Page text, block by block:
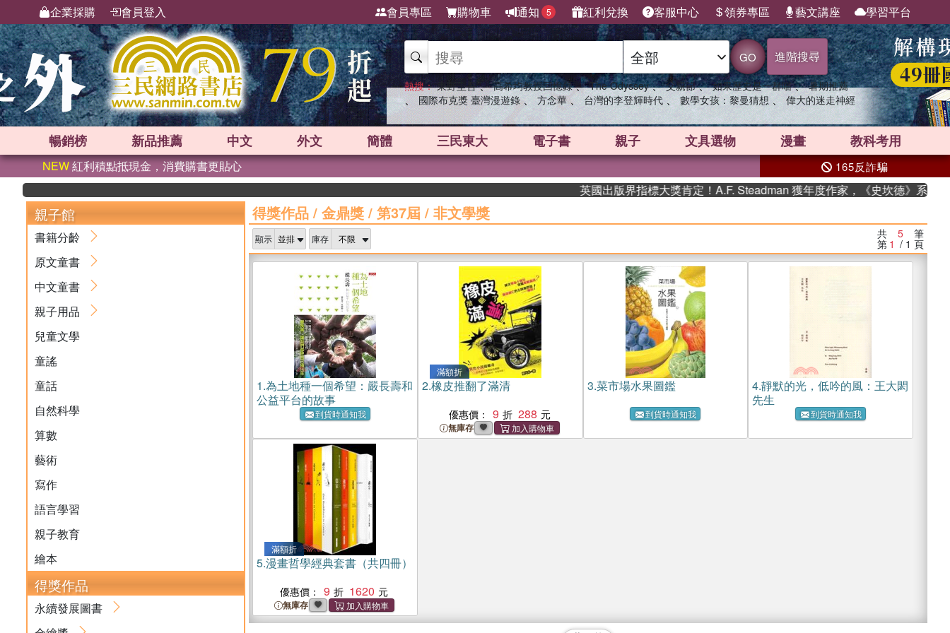
企業採購 會員登入 會員專區 購物車 通知 5 紅利兌換 客服中心 領券專區 藝文講座 學習平台
GO 進階搜尋
熱搜： 東野圭吾 、 高希均教授回憶錄 、 The Odyssey 、 父親節 、 如果歷史是一群喵 、 暑期推薦
、 國際布克獎 臺灣漫遊錄 、 方念華 、 台灣的李登輝時代 、 數學女孩：黎曼猜想 、 偉大的迷走神經
暢銷榜 新品推薦 中文 外文 簡體 三民東大 電子書 親子 文具選物 漫畫 教科考用
NEW紅利積點抵現金，消費購書更貼心 165反詐騙
英國出版界指標大獎肯定！A.F. Steadman 獲年度作家，《史坎德》系列帶你踏上熱
親子館
書籍分齡
原文童書
中文童書
親子用品
兒童文學
童謠
童話
自然科學
算數
藝術
寫作
語言學習
親子教育
繪本
得獎作品
永續發展圖書
得獎作品 / 金鼎獎 / 第37屆 / 非文學獎
顯示 庫存 共 5 筆
第 1 / 1 頁
1.為土地種一個希望：嚴長壽和
公益平台的故事
到貨時通知我
滿額折
2.橡皮推翻了滿清
優惠價： 9 288
無庫存
3.菜市場水果圖鑑
到貨時通知我
4.靜默的光，低吟的風：王大閎
先生
到貨時通知我
滿額折
5.漫畫哲學經典套書（共四冊）
優惠價： 9 1620
無庫存